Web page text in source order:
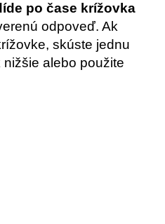
po čase krížovka
odpoveď. Ak
skúste jednu
alebo použite